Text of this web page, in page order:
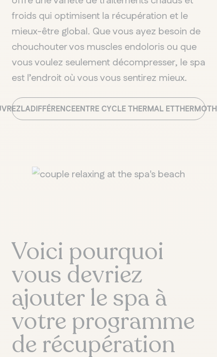
QUÉBEC
froids qui optimisent la récupération et le
mieux-être global. Que vous ayez besoin de
chouchouter vos muscles endoloris ou que
vous voulez seulement décompresser, le spa
est l’endroit où vous vous sentirez mieux.
LADIFFÉRENCEENTRE CYCLE THERMAL ET
Voici pourquoi
vous devriez
ajouter le spa à
votre programme
de récupération